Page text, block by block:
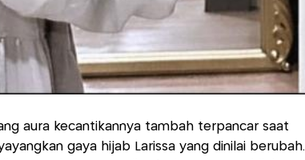
aura kecantikannya tambah terpancar saat
gaya hijab Larissa yang dinilai berubah.